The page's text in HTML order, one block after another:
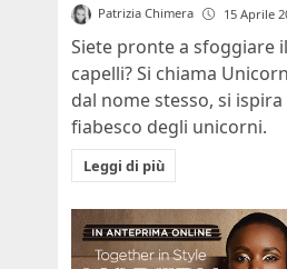
Patrizia Chimera 15 Aprile
Siete pronte a sfoggiare
capelli? Si chiama
dal nome stesso, si
fiabesco degli unicorni.
Leggi di più